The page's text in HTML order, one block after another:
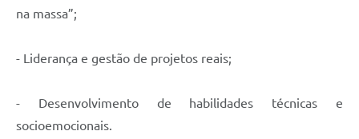
na massa”;
- Liderança e gestão de projetos reais;
- Desenvolvimento de habilidades técnicas e
socioemocionais.